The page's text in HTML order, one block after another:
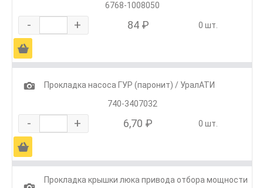
6768-1008050
- + 84 ₽ 0 шт.
Ä
1
Прокладка насоса ГУР (паронит) / УралАТИ
740-3407032
- + 6,70 ₽ 0 шт.
Ä
Прокладка крышки люка привода отбора мощности